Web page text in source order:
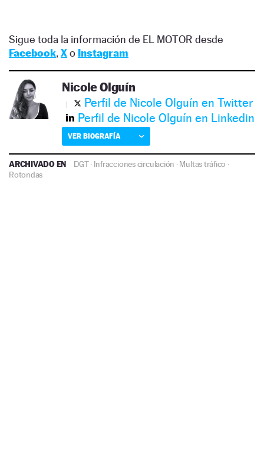
Sigue toda la información de EL MOTOR desde
Facebook, Xo Instagram
Nicole Olguín
Perfil de Nicole Olguín en Twitter
Perfil de Nicole Olguín en Linkedin
VER BIOGRAFÍA
ARCHIVADO EN DGT· Infracciones circulación ·Multas tráfico ·
Rotondas